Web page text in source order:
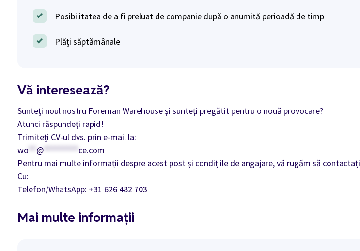
Posibilitatea de a fi preluat de companie după o anumită perioadă de timp
Plăți săptămânale
Vă interesează?
Sunteți noul nostru Foreman Warehouse și sunteți pregătit pentru o nouă provocare?
Atunci răspundeți rapid!
Trimiteți CV-ul dvs. prin e-mail la:
wo ** @********* ce.com
Pentru mai multe informații despre acest post și condițiile de angajare, vă rugăm să contactați
Cu:
Telefon/WhatsApp: +31 626 482 703
Mai multe informații